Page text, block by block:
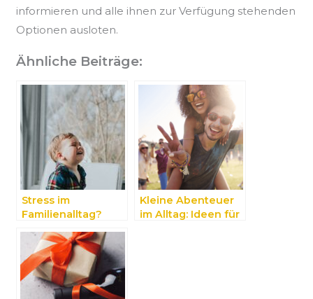
informieren und alle ihnen zur Verfügung stehenden
Optionen ausloten.
Ähnliche Beiträge:
Stress im
Familienalltag?
bringen
Erleichterung!
Kleine Abenteuer
im Alltag: Ideen für